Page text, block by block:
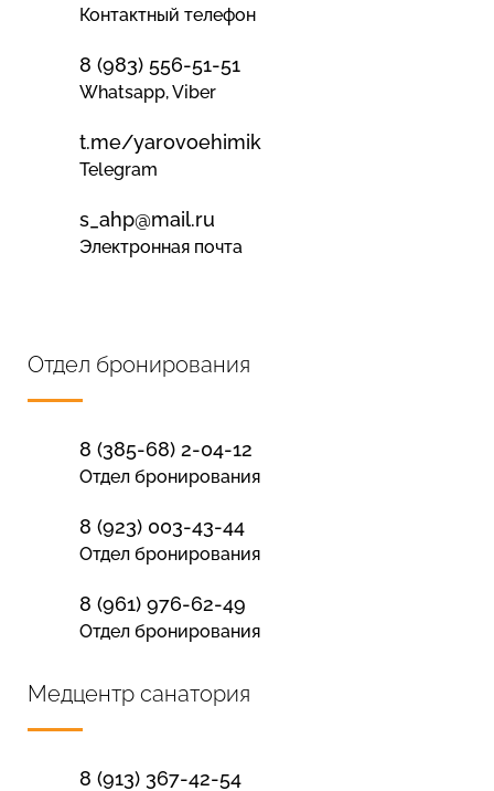
Контактный телефон
8 (983) 556-51-51
Whatsapp, Viber
t.me/yarovoehimik
Telegram
s_ahp@mail.ru
Электронная почта
Отдел бронирования
8 (385-68) 2-04-12
Отдел бронирования
8 (923) 003-43-44
Отдел бронирования
8 (961) 976-62-49
Отдел бронирования
Медцентр санатория
8 (913) 367-42-54